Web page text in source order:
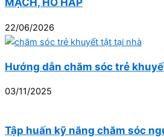
22/06/2026
Hướng dẫn chăm sóc trẻ
03/11/2025
Tập huấn kỹ năng chăm sóc